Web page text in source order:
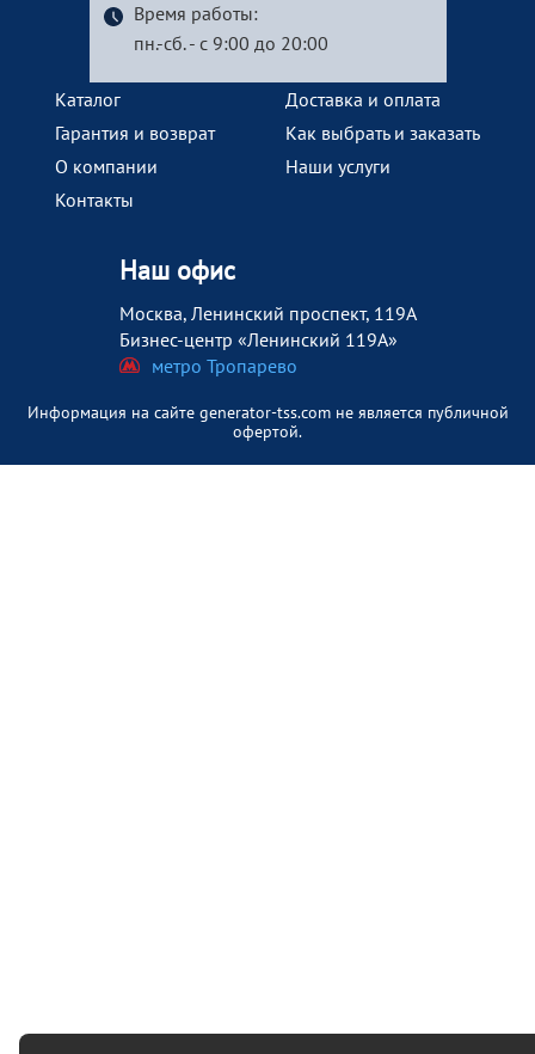
Время работы:
пн.-сб. - с 9:00 до 20:00
Каталог
Доставка и оплата
Гарантия и возврат
Как выбрать и заказать
О компании
Наши услуги
Контакты
Наш офис
Москва, Ленинский проспект, 119А
Бизнес-центр «Ленинский 119А»
метро Тропарево
Информация на сайте generator-tss.com не является публичной
офертой.